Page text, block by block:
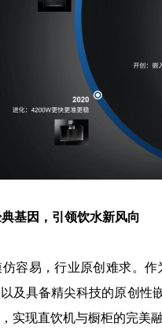
基因，引领饮水新风向
易，行业原创难求。作
及具备精尖科技的原创性
实现直饮机与橱柜的完美